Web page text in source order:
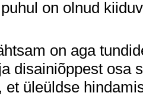
on olnud
on aga
disainiõppest osa
et üleüldse